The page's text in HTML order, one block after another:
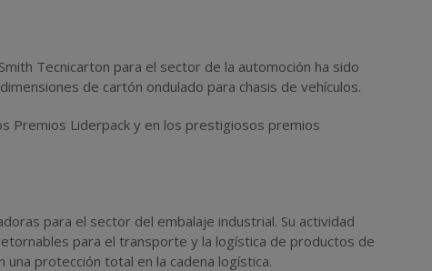
Tecnicarton para el sector de la automoción ha sido
de cartón ondulado para chasis de vehículos.
Premios Liderpack y en los prestigiosos premios
para el sector del embalaje industrial. Su actividad
para el transporte y la logística de productos de
protección total en la cadena logística.